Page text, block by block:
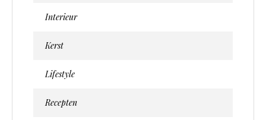
Interieur
Kerst
Lifestyle
Recepten